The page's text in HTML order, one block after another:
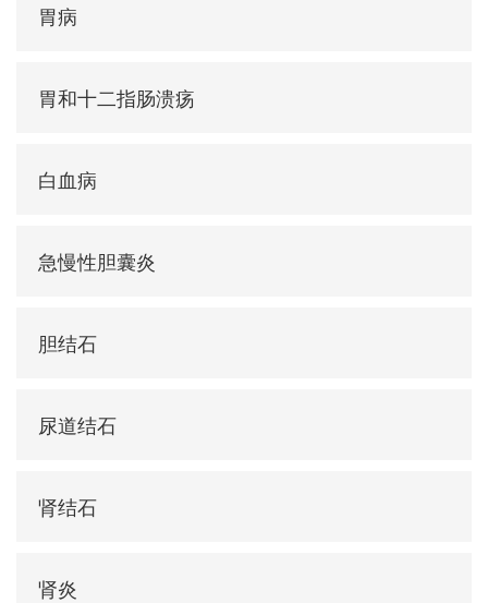
胃病
胃和十二指肠溃疡
白血病
急慢性胆囊炎
胆结石
尿道结石
肾结石
肾炎